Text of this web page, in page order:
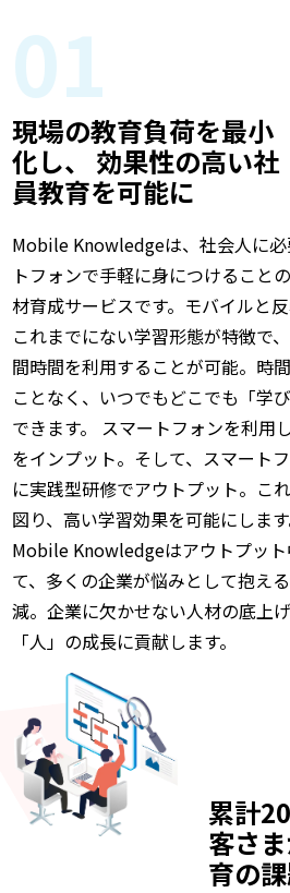
01
現場の教育負荷を最小
化し、 効果性の高い社
員教育を可能に
Mobile Knowledgeは、社会人に
トフォンで手軽に身につけること
材育成サービスです。モバイルと
これまでにない学習形態が特徴で
間時間を利用することが可能。時
ことなく、いつでもどこでも「学
できます。 スマートフォンを利用
をインプット。そして、スマート
に実践型研修でアウトプット。こ
図り、高い学習効果を可能にします
Mobile Knowledgeはアウトプッ
て、多くの企業が悩みとして抱え
減。企業に欠かせない人材の底上
「人」の成長に貢献します。
累計
客さ
育の